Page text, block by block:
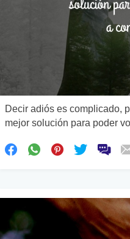
Decir adiós es complicado,
mejor solución para poder